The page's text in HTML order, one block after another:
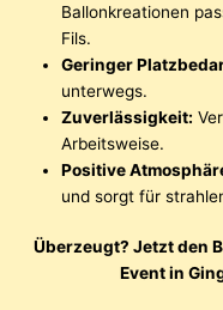
Ballonkreationen
Fils.
Geringer
unterwegs.
Zuverlässigkeit:
Arbeitsweise.
Positive
und sorgt für
Überzeugt? Jetzt den
Event in